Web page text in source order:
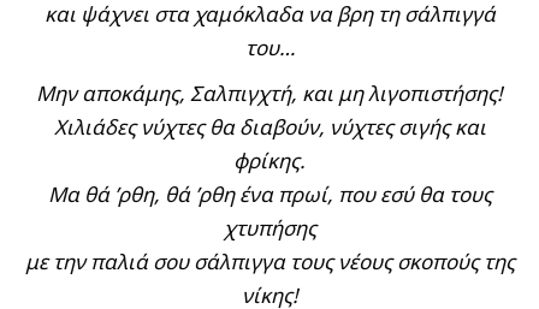
και ψάχνει στα χαμόκλαδα να βρη τη σάλπιγγά
του…
Μην αποκάμης, Σαλπιγχτή, και μη λιγοπιστήσης!
Χιλιάδες νύχτες θα διαβούν, νύχτες σιγής και
φρίκης.
Μα θά ’ρθη, θά ’ρθη ένα πρωί, που εσύ θα τους
χτυπήσης
με την παλιά σου σάλπιγγα τους νέους σκοπούς της
νίκης!